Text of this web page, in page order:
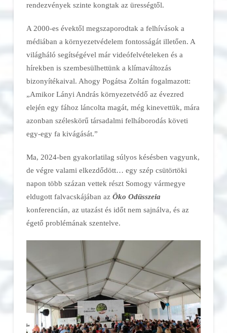
rendezvények szinte kongtak az ürességtől.
A 2000-es évektől megszaporodtak a felhívások a
médiában a környezetvédelem fontosságát illetően. A
világháló segítségével már videófelvételeken és a
hírekben is szembesülhettünk a klímaváltozás
bizonyítékaival. Ahogy Pogátsa Zoltán fogalmazott:
„Amikor Lányi András környezetvédő az évezred
elején egy fához láncolta magát, még kinevettük, mára
azonban széleskörű társadalmi felháborodás követi
egy-egy fa kivágását.”
Ma, 2024-ben gyakorlatilag súlyos késésben vagyunk,
de végre valami elkezdődött… egy szép csütörtöki
napon több százan vettek részt Somogy vármegye
eldugott falvacskájában az Öko Odüsszeia
konferencián, az utazást és időt nem sajnálva, és az
égető problémának szentelve.